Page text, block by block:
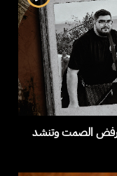
ترفض الصمت وتنشد